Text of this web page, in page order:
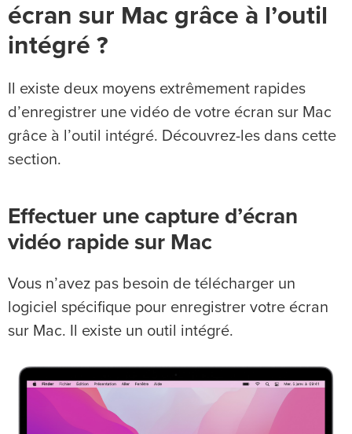
écran sur Mac grâce à l’outil
intégré ?
Il existe deux moyens extrêmement rapides
d’enregistrer une vidéo de votre écran sur Mac
grâce à l’outil intégré. Découvrez-les dans cette
section.
Effectuer une capture d’écran
vidéo rapide sur Mac
Vous n’avez pas besoin de télécharger un
logiciel spécifique pour enregistrer votre écran
sur Mac. Il existe un outil intégré.